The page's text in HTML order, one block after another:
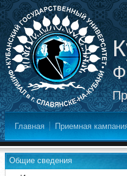
Главная Приемная
Общие сведения